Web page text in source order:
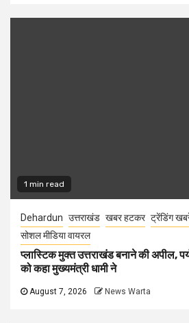
1 min read
Dehardun उत्तराखंड खबर हटकर ट्रेंडिंग
सोशल मीडिया वायरल
प्लास्टिक मुक्त उत्तराखंड बनाने की अपील,
को कहा मुख्यमंत्री धामी ने
August 7, 2026 News Warta